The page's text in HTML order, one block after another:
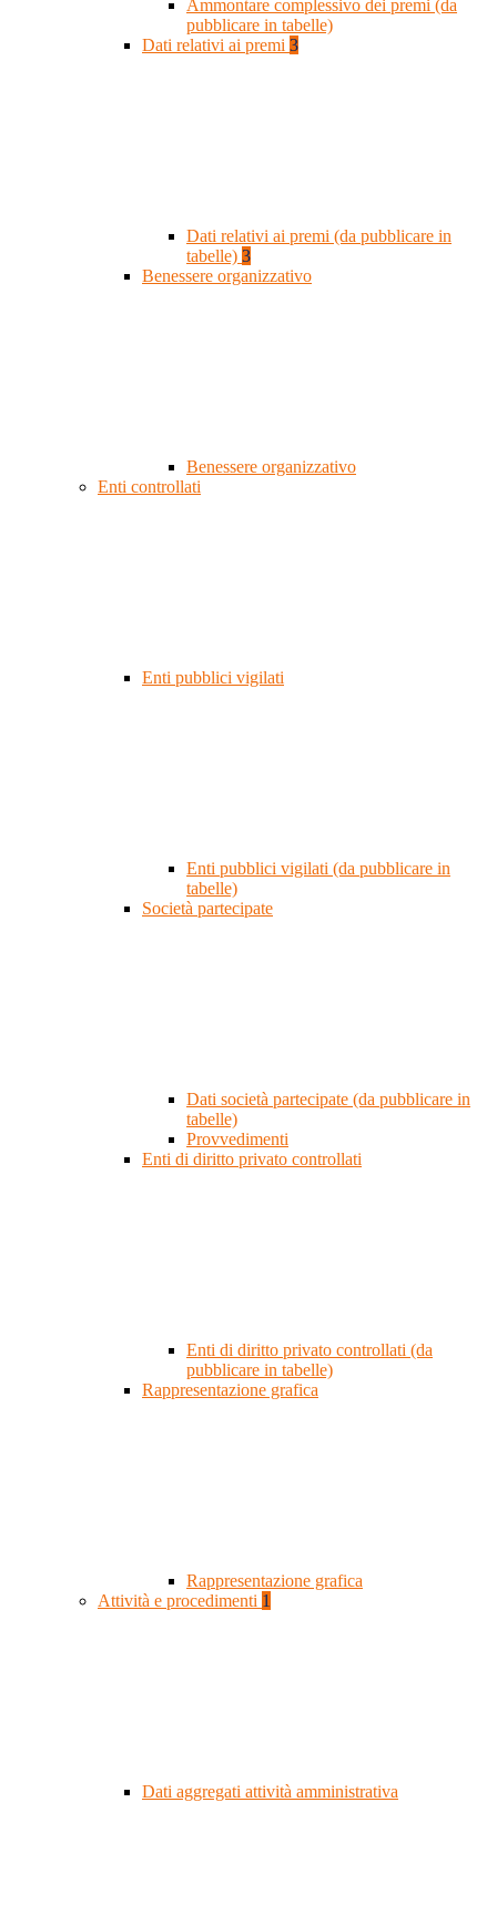
Ammontare complessivo dei premi (da
pubblicare in tabelle)
Dati relativi ai premi 3
Dati relativi ai premi (da pubblicare in
tabelle) 3
Benessere organizzativo
Benessere organizzativo
Enti controllati
Enti pubblici vigilati
Enti pubblici vigilati (da pubblicare in
tabelle)
Società partecipate
Dati società partecipate (da pubblicare in
tabelle)
Provvedimenti
Enti di diritto privato controllati
Enti di diritto privato controllati (da
pubblicare in tabelle)
Rappresentazione grafica
Rappresentazione grafica
Attività e procedimenti 1
Dati aggregati attività amministrativa